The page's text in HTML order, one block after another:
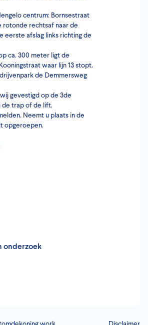
centrum: Bornsestraat
rotonde rechtsaf naar de
eerste afslag links richting de
ca. 300 meter ligt de
waar lijn 13 stopt.
de Demmersweg
gevestigd op de 3de
de trap of de lift.
Neemt u plaats in de
opgeroepen.
onderzoek